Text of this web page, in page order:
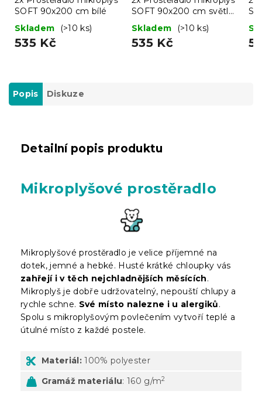
SOFT 90x200 cm bílé
Skladem
(>10 ks)
535 Kč
SOFT 90x200 cm světle
šedé
Skladem (>10 ks)
535 Kč
Popis Diskuze
Detailní popis produktu
Mikroplyšové prostěradlo
Mikroplyšové prostěradlo je velice příjemné na
dotek, jemné a hebké. Husté krátké chloupky vás
zahřejí i v těch nejchladnějších měsících.
Mikroplyš je dobře udržovatelný, nepouští chlupy a
rychle schne. Své místo nalezne i u alergiků.
Spolu s mikroplyšovým povlečením vytvoří teplé a
útulné místo z každé postele.
Materiál: 100% polyester
Gramáž materiálu: 160 g/m2